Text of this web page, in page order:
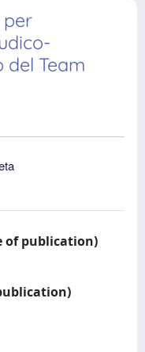
per
del Team
of publication)